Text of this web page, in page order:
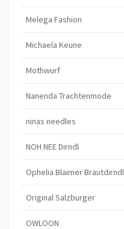
Melega Fashion
Michaela Keune
Mothwurf
Nanenda Trachtenmode
ninas needles
NOH NEE Dirndl
Ophelia Blaimer Brautdirndl
Original Salzburger
OWLOON